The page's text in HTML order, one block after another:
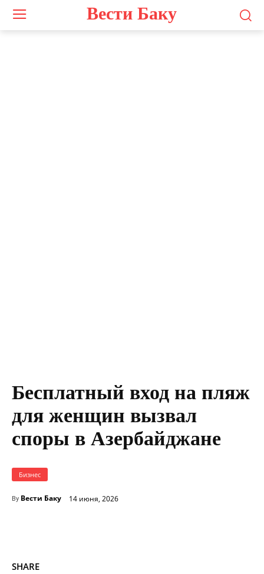
Вести Баку
Бесплатный вход на пляж
для женщин вызвал
споры в Азербайджане
Бизнес
By Вести Баку 14 июня, 2026
SHARE